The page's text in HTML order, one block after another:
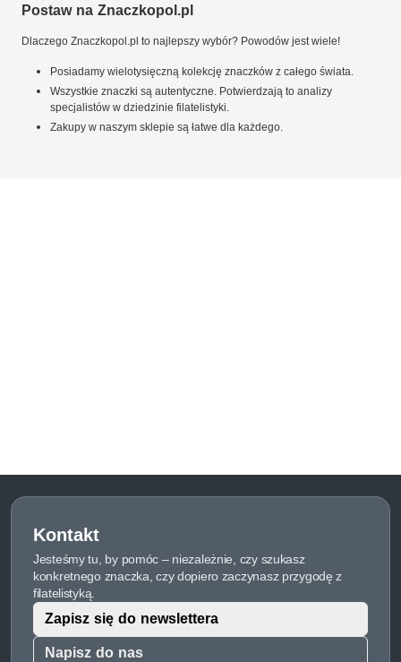
Postaw na Znaczkopol.pl
Dlaczego Znaczkopol.pl to najlepszy wybór? Powodów jest wiele!
Posiadamy wielotysięczną kolekcję znaczków z całego świata.
Wszystkie znaczki są autentyczne. Potwierdzają to analizy
specjalistów w dziedzinie filatelistyki.
Zakupy w naszym sklepie są łatwe dla każdego.
Kontakt
Jesteśmy tu, by pomóc – niezależnie, czy szukasz
konkretnego znaczka, czy dopiero zaczynasz przygodę z
filatelistyką.
Napisz do nas
Zapisz się do newslettera